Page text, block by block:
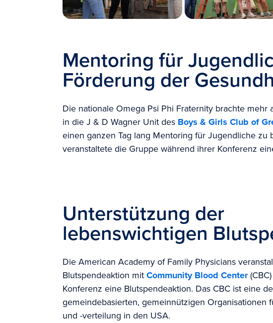
Mentoring für
Förderung der
Die nationale Omega Psi Phi Fraternity brachte mehr
in die J & D Wagner Unit des Boys & Girls Club of
einen ganzen Tag lang Mentoring für Jugendliche zu
veranstaltete die Gruppe während ihrer Konferenz
Unterstützung der
lebenswichtigen
Die American Academy of Family Physicians
Blutspendeaktion mitCommunity Blood Center
Konferenz eine Blutspendeaktion. Das CBC ist eine
gemeindebasierten, gemeinnützigen Organisationen
und -verteilung in den USA.